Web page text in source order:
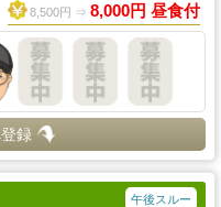
8,500円 ⇒ 8,000円 昼食付
録
午後スルー